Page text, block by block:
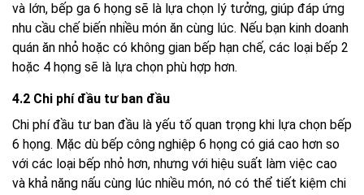
và lớn, bếp ga 6 họng sẽ là lựa chọn lý tưởng, giúp đáp ứng
nhu cầu chế biến nhiều món ăn cùng lúc. Nếu bạn kinh doanh
quán ăn nhỏ hoặc có không gian bếp hạn chế, các loại bếp 2
hoặc 4 họng sẽ là lựa chọn phù hợp hơn.
4.2 Chi phí đầu tư ban đầu
Chi phí đầu tư ban đầu là yếu tố quan trọng khi lựa chọn bếp
6 họng. Mặc dù bếp công nghiệp 6 họng có giá cao hơn so
với các loại bếp nhỏ hơn, nhưng với hiệu suất làm việc cao
và khả năng nấu cùng lúc nhiều món, nó có thể tiết kiệm chi